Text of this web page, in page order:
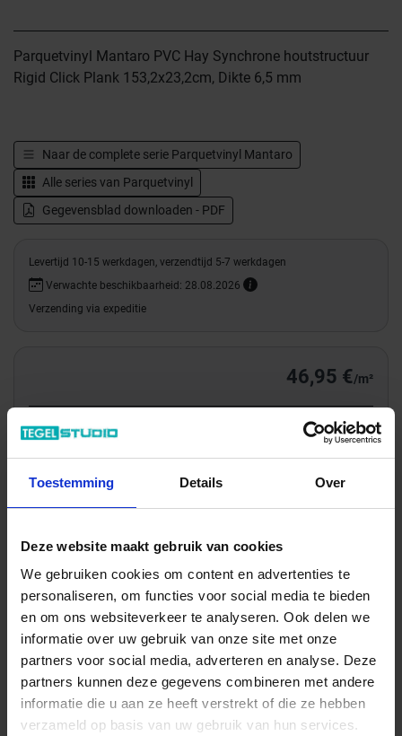
Toestemming Details Over
Deze website maakt gebruik van cookies
We gebruiken cookies om content en advertenties te
personaliseren, om functies voor social media te bieden
en om ons websiteverkeer te analyseren. Ook delen we
informatie over uw gebruik van onze site met onze
partners voor social media, adverteren en analyse. Deze
partners kunnen deze gegevens combineren met andere
informatie die u aan ze heeft verstrekt of die ze hebben
verzameld op basis van uw gebruik van hun services.
Parquetvinyl Mantaro PVC Hay Synchrone houtstructuur
Rigid Click Plank 153,2x23,2cm, Dikte 6,5 mm
Naar de complete serie Parquetvinyl Mantaro
Alle series van Parquetvinyl
Gegevensblad downloaden - PDF
Levertijd 10-15 werkdagen, verzendtijd 5-7 werkdagen
Verwachte beschikbaarheid: 28.08.2026
Verzending via expeditie
46,95 €/m²
Totale prijs / geleverde hoeveelheid
83,56 €